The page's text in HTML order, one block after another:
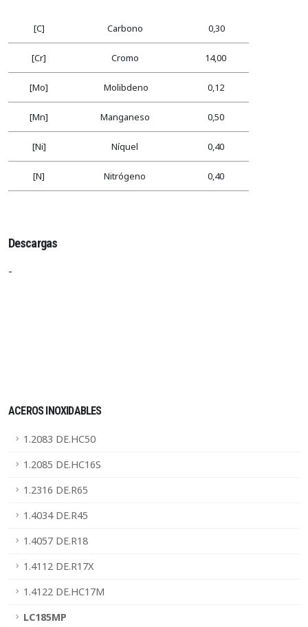
ACEROS INOXIDABLES
1.2083 DE.HC50
1.2085 DE.HC16S
1.2316 DE.R65
1.4034 DE.R45
1.4057 DE.R18
1.4112 DE.R17X
1.4122 DE.HC17M
LC185MP
[C] Carbono 0,30
[Cr] Cromo 14,00
[Mo] Molibdeno 0,12
[Mn] Manganeso 0,50
[Ni] Níquel 0,40
[N] Nitrógeno 0,40
Descargas
-